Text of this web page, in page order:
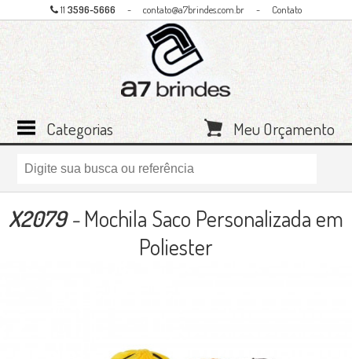
11 3596-5666 - contato@a7brindes.com.br- Contato
Meu Orçamento
Categorias
X2079-Mochila Saco Personalizada em
Poliester